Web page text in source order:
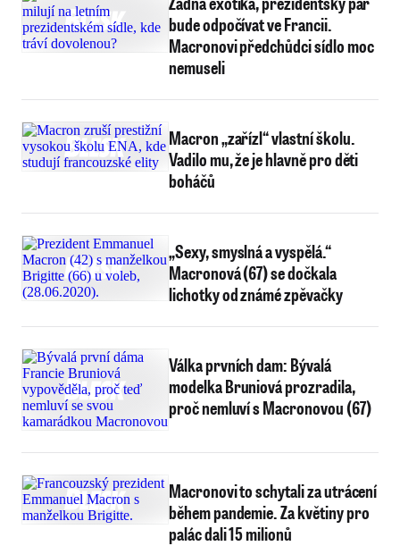
bude odpočívat ve Francii.
Macronovi předchůdci sídlo moc
nemuseli
Macron „zařízl“ vlastní školu.
Vadilo mu, že je hlavně pro děti
boháčů
„Sexy, smyslná a vyspělá.“
Macronová (67) se dočkala
lichotky od známé zpěvačky
Válka prvních dam: Bývalá
modelka Bruniová prozradila,
proč nemluví s Macronovou (67)
Macronovi to schytali za utrácení
během pandemie. Za květiny pro
palác dali 15 milionů